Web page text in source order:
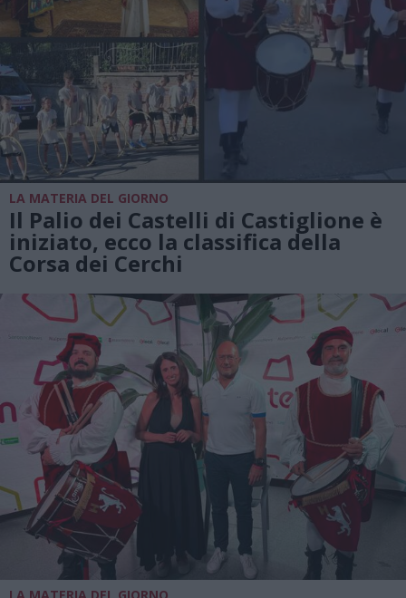
LA MATERIA DEL GIORNO
Il Palio dei Castelli di Castiglione è
iniziato, ecco la classifica della
Corsa dei Cerchi